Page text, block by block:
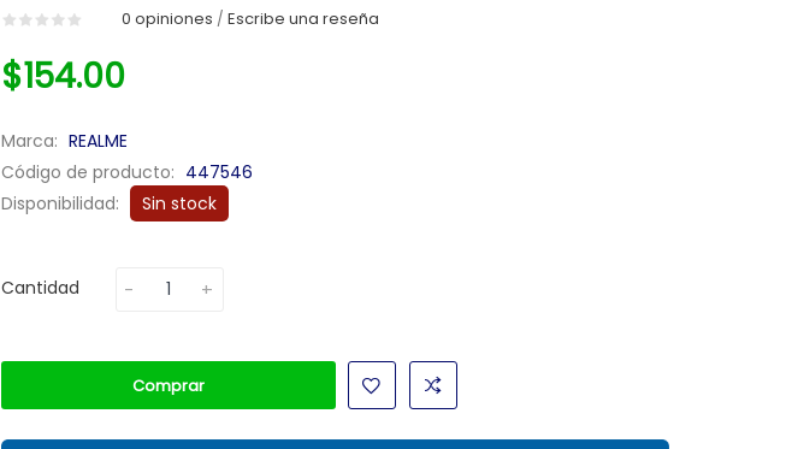
0 opiniones / Escribe una reseña
$154.00
Marca: REALME
Código de producto: 447546
Disponibilidad:
Sin stock
Cantidad
Comprar